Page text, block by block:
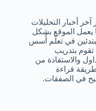
أخبار التحليلات
يعمل الموقع بشكل
في تعلّم أُسس
تقوم بتدريب
والاستفادة من
قراءة
في الصفقات.